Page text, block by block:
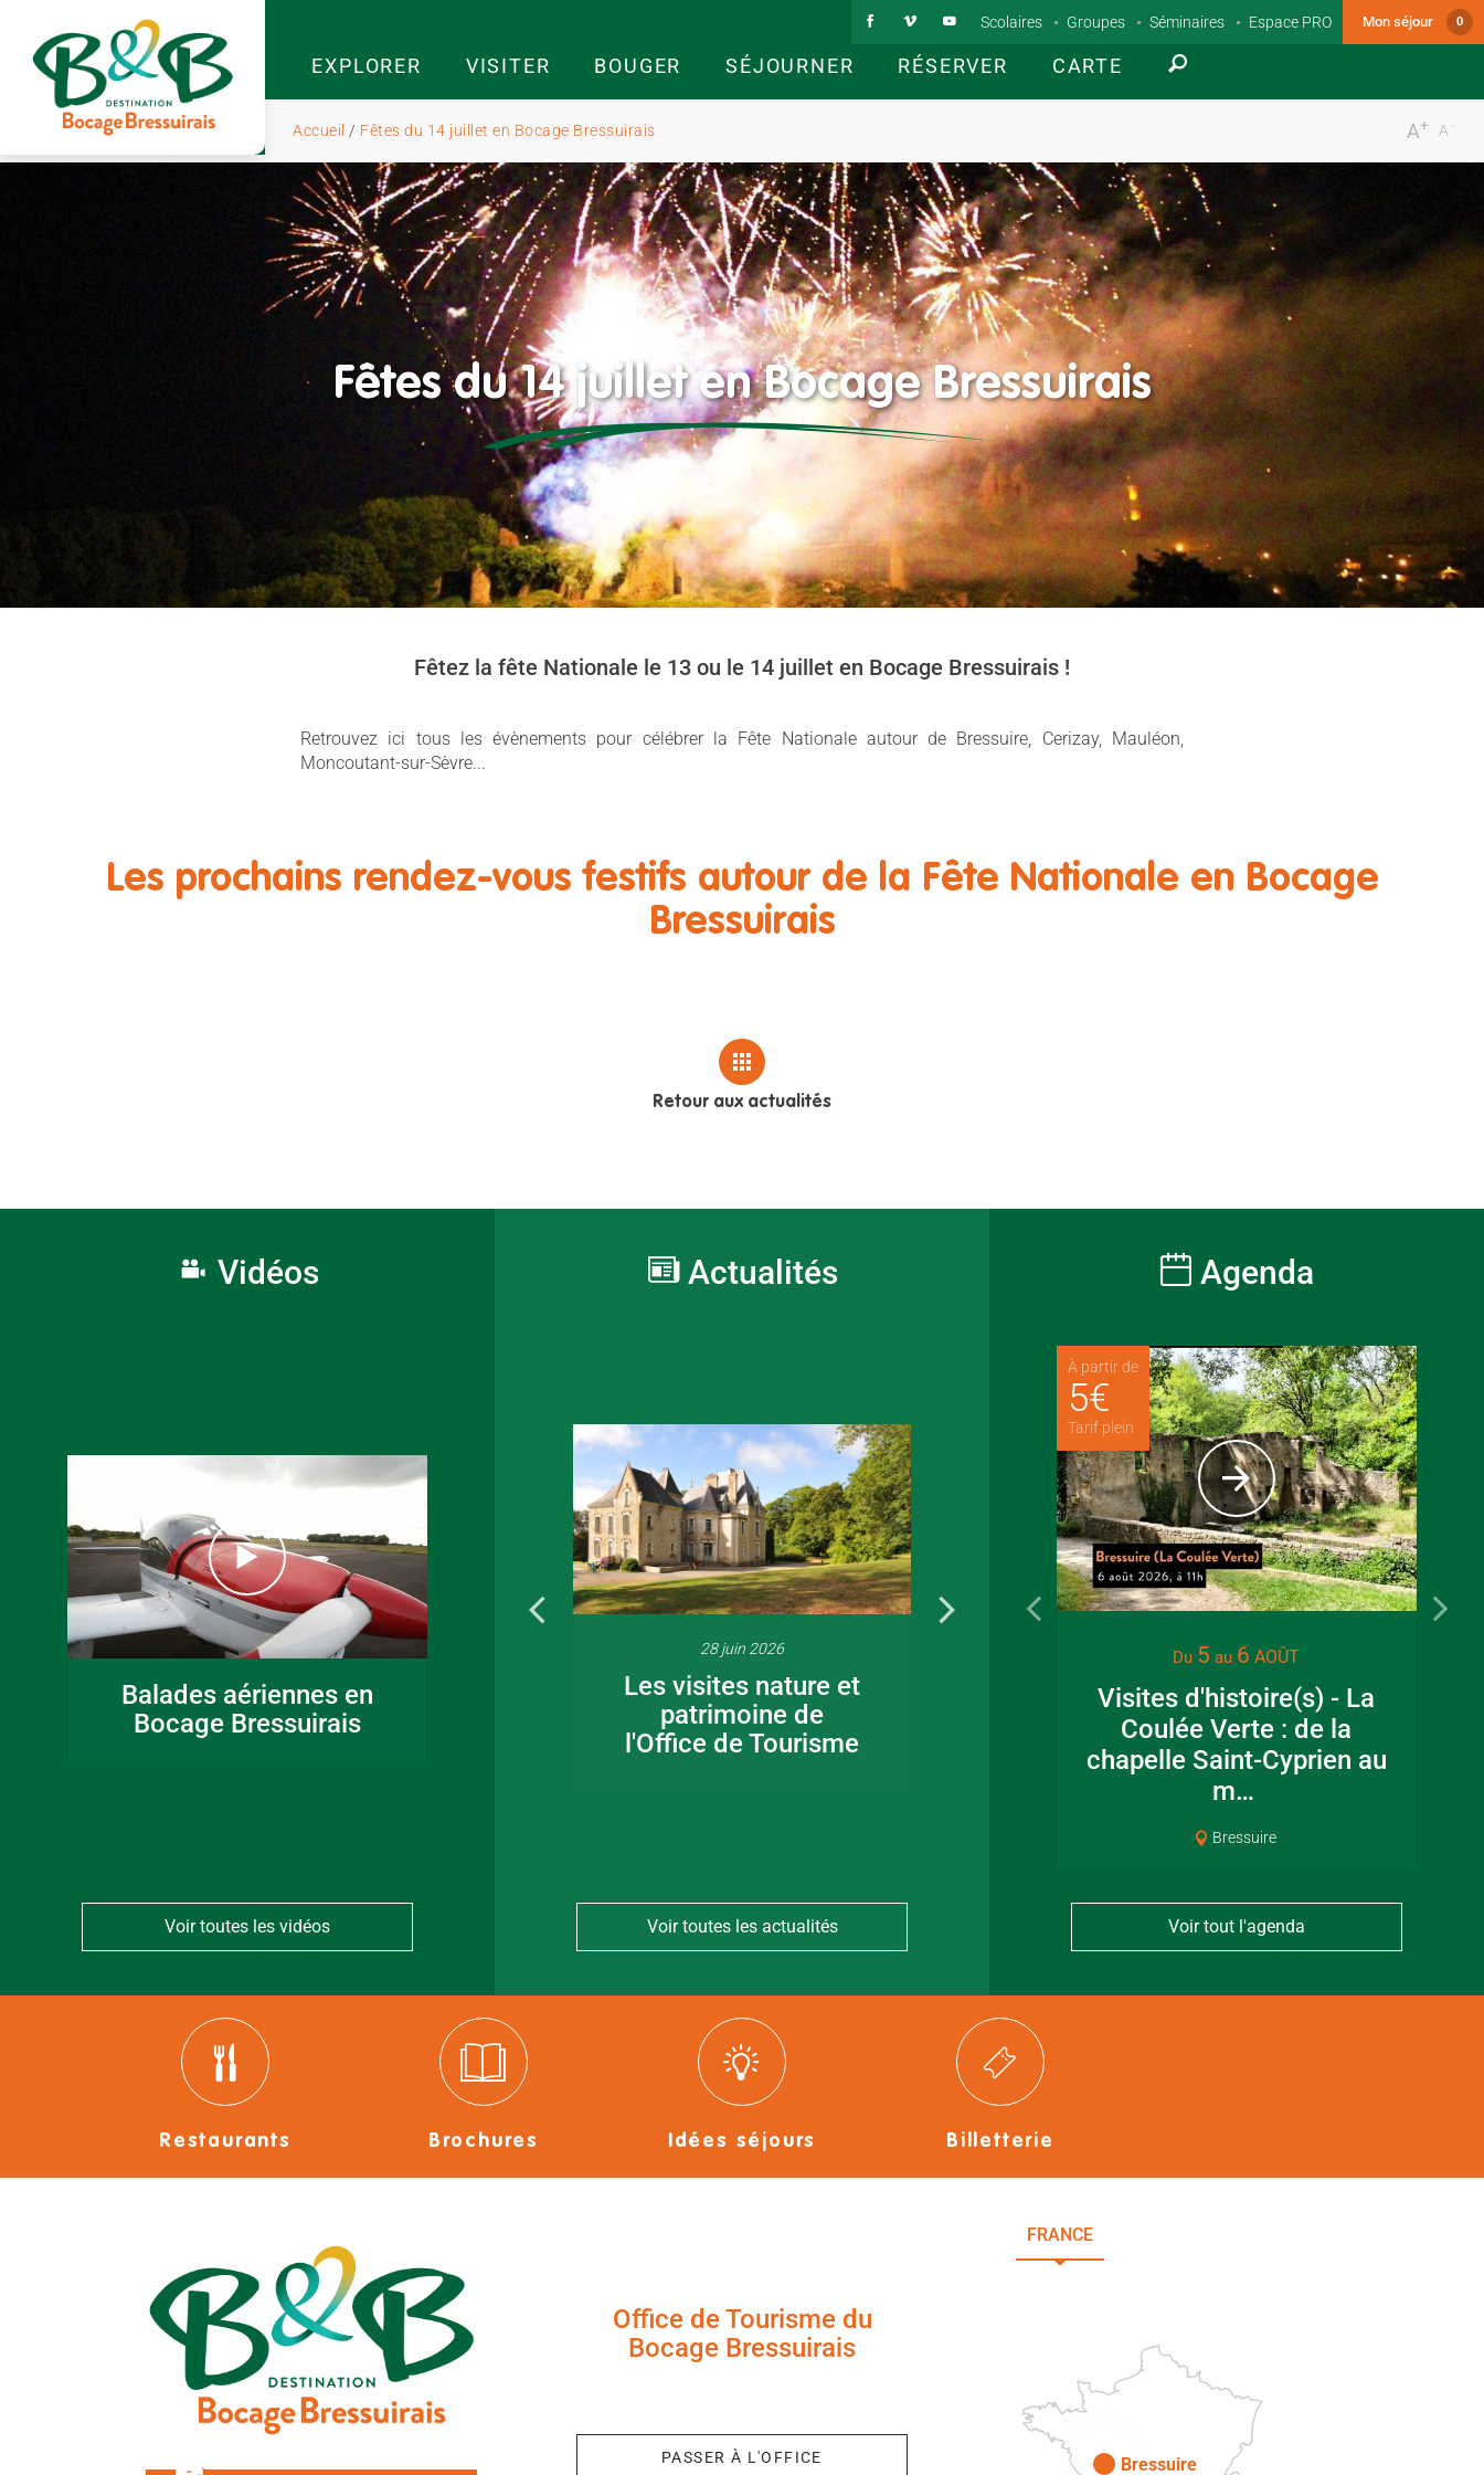
EXPLORER VISITER BOUGER SÉJOURNER RÉSERVER CARTE
Scolaires Groupes Séminaires Espace PRO Mon séjour 0
Accueil / Fêtes du 14 juillet en Bocage Bressuirais -
A
+
A
Fêtes du 14 juillet en Bocage Bressuirais
Fêtez la fête Nationale le 13 ou le 14 juillet en Bocage Bressuirais !
Retrouvez ici tous les évènements pour célébrer la Fête Nationale autour de Bressuire, Cerizay, Mauléon,
Moncoutant-sur-Sèvre...
Les prochains rendez-vous festifs autour de la Fête Nationale en Bocage
Bressuirais
Retour aux actualités
Vidéos
Balades aériennes en
Bocage Bressuirais
Voir toutes les vidéos
Actualités
16 juin 2026
Fête de la musique
en Bocage
28 juin 2026
Les visites nature et
patrimoine de
l'Office de Tourisme
Visite guidée en
canoë en Bocage
Bressuirais
Fête de la
Voir toutes les actualités
Agenda
À partir de
5€
Tarif plein
Du 5 au 6 AOÛT
Visites d'histoire(s) - La
Coulée Verte : de la
chapelle Saint-Cyprien au
m…
Bressuire
Voir tout l'agenda
Restaurants Brochures Idées séjours Billetterie
Office de Tourisme du
Bocage Bressuirais
PASSER À L'OFFICE
FRANCE
Bressuire